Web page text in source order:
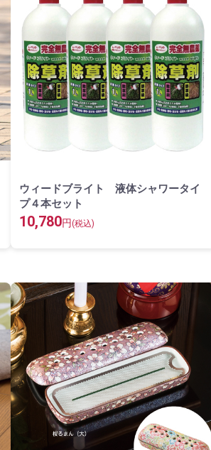
ウィードブライト 液体シャワータイ
プ４本セット
10,780円 (税込)